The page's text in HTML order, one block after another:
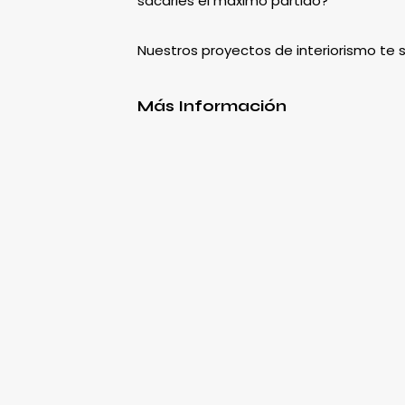
Nuestros proyectos de interiorismo te
Más Información